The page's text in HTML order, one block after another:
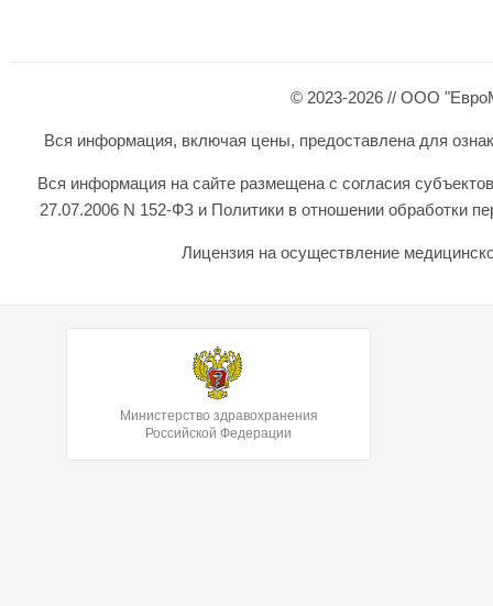
© 2023-2026 // ООО
Вся информация, включая цены, предоставлена для
Вся информация на сайте размещена с согласия
27.07.2006 N 152-ФЗ и Политики в отношении обработки
Лицензия на осуществление
Министерство здравохранения
Российской Федерации